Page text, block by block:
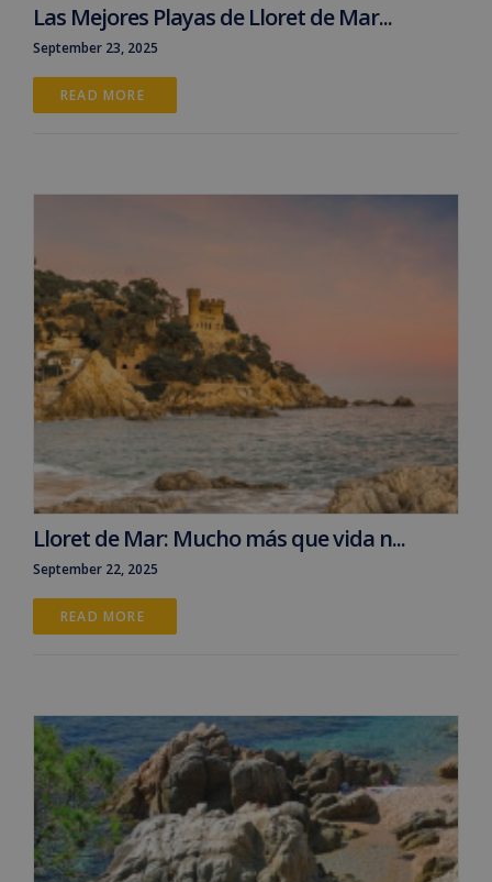
Las Mejores Playas de Lloret de Mar...
September 23, 2025
READ MORE
Lloret de Mar: Mucho más que vida n...
September 22, 2025
READ MORE